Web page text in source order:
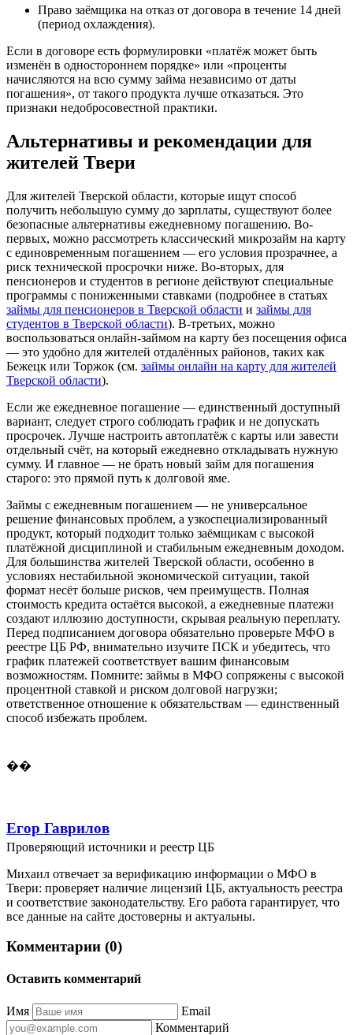
Право заёмщика на отказ от договора в течение 14 дней
(период охлаждения).
Если в договоре есть формулировки «платёж может быть
изменён в одностороннем порядке» или «проценты
начисляются на всю сумму займа независимо от даты
погашения», от такого продукта лучше отказаться. Это
признаки недобросовестной практики.
Альтернативы и рекомендации для
жителей Твери
Для жителей Тверской области, которые ищут способ
получить небольшую сумму до зарплаты, существуют более
безопасные альтернативы ежедневному погашению. Во-
первых, можно рассмотреть классический микрозайм на карту
с единовременным погашением — его условия прозрачнее, а
риск технической просрочки ниже. Во-вторых, для
пенсионеров и студентов в регионе действуют специальные
программы с пониженными ставками (подробнее в статьях
займы для пенсионеров в Тверской области и займы для
студентов в Тверской области). В-третьих, можно
воспользоваться онлайн-займом на карту без посещения офиса
— это удобно для жителей отдалённых районов, таких как
Бежецк или Торжок (см. займы онлайн на карту для жителей
Тверской области).
Если же ежедневное погашение — единственный доступный
вариант, следует строго соблюдать график и не допускать
просрочек. Лучше настроить автоплатёж с карты или завести
отдельный счёт, на который ежедневно откладывать нужную
сумму. И главное — не брать новый займ для погашения
старого: это прямой путь к долговой яме.
Займы с ежедневным погашением — не универсальное
решение финансовых проблем, а узкоспециализированный
продукт, который подходит только заёмщикам с высокой
платёжной дисциплиной и стабильным ежедневным доходом.
Для большинства жителей Тверской области, особенно в
условиях нестабильной экономической ситуации, такой
формат несёт больше рисков, чем преимуществ. Полная
стоимость кредита остаётся высокой, а ежедневные платежи
создают иллюзию доступности, скрывая реальную переплату.
Перед подписанием договора обязательно проверьте МФО в
реестре ЦБ РФ, внимательно изучите ПСК и убедитесь, что
график платежей соответствует вашим финансовым
возможностям. Помните: займы в МФО сопряжены с высокой
процентной ставкой и риском долговой нагрузки;
ответственное отношение к обязательствам — единственный
способ избежать проблем.
��
Егор Гаврилов
Проверяющий источники и реестр ЦБ
Михаил отвечает за верификацию информации о МФО в
Твери: проверяет наличие лицензий ЦБ, актуальность реестра
и соответствие законодательству. Его работа гарантирует, что
все данные на сайте достоверны и актуальны.
Комментарии (0)
Оставить комментарий
Имя
Email
Комментарий